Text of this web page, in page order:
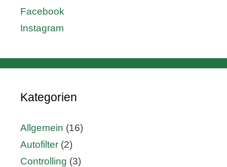
Facebook
Instagram
Kategorien
Allgemein (16)
Autofilter (2)
Controlling (3)